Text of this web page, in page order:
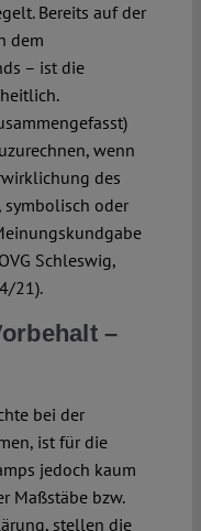
Bereits auf der
dem
– ist die
wenn
des
oder
Schleswig,
21).
–
bei der
ist für die
jedoch kaum
Maßstäbe bzw.
stellen die